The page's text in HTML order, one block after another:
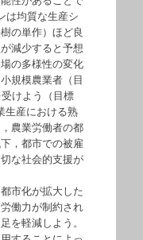
は均質な生産シ
の単作）ほど良
減少すると予想
の多様性の変化
規模農業者（目
けよう（目標
生産における熟
農業労働者の都
，都市での被雇
な社会的支援が
市化が拡大した
働力が制約され
を軽減しよう。